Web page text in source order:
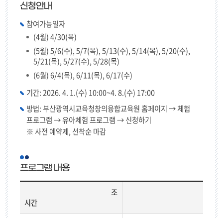
신청안내
참여가능일자
(4월) 4/30(목)
(5월) 5/6(수), 5/7(목), 5/13(수), 5/14(목), 5/20(수),
5/21(목), 5/27(수), 5/28(목)
(6월) 6/4(목), 6/11(목), 6/17(수)
기간: 2026. 4. 1.(수) 10:00~4. 8.(수) 17:00
방법: 부산광역시교육청창의융합교육원 홈페이지 → 체험
프로그램 → 유아체험 프로그램 → 신청하기
※ 사전 예약제, 선착순 마감
프로그램 내용
조
시간